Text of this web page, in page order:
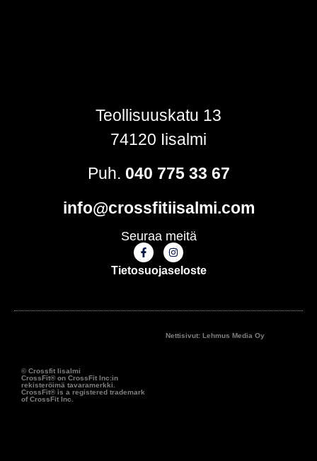
Teollisuuskatu 13
74120 Iisalmi
Puh. 040 775 33 67
info@crossfitiisalmi.com
Seuraa meitä
Tietosuojaseloste
© Crossfit Iisalmi
CrossFit® on CrossFit Inc:in
rekisteröimä tavaramerkki.
CrossFit® is a registered trademark
of CrossFit Inc.
Nettisivut: Lehmus Media Oy